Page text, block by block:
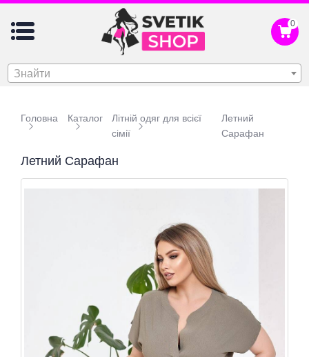
0
Знайти
Головна Каталог
Літній одяг для всієї
сімії
Летний
Сарафан
Летний Сарафан